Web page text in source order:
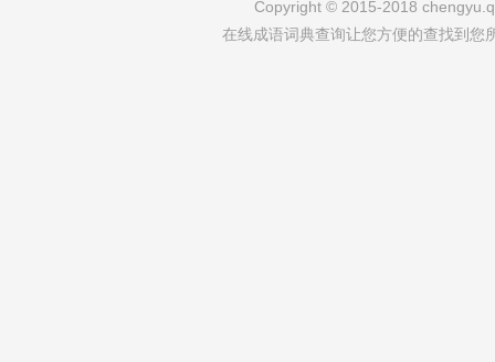
Copyright © 2015-2018
在线成语词典查询让您方便的查找到您